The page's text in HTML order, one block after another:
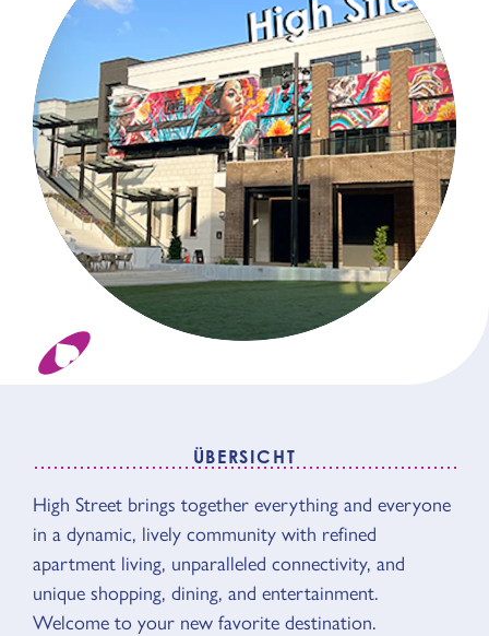
ÜBERSICHT
ÜBERSICHT
High Street brings together everything and everyone
in a dynamic, lively community with refined
apartment living, unparalleled connectivity, and
unique shopping, dining, and entertainment.
Welcome to your new favorite destination.